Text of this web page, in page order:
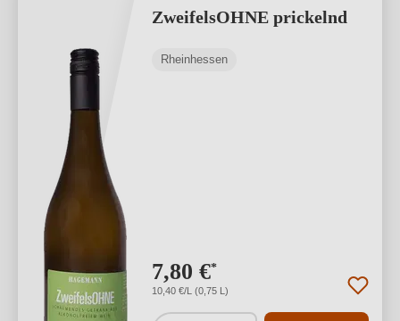
ZweifelsOHNE prickelnd
Rheinhessen
7,80 €*
10,40 €/L (0,75 L)